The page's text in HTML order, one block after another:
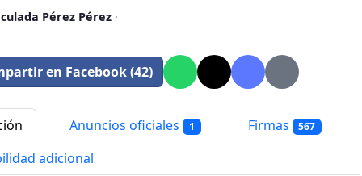
Pérez Pérez·
en Facebook (42)
Anuncios oficiales 1 Firmas 567
adicional